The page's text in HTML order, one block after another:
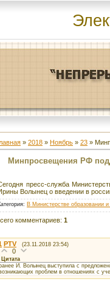
» 2018 » Ноябрь » 23 »
Минпросвещения РФ
пресс-служба
Волынец о введении в
: В Министерстве образовании и
комментариев: 1
PTV (23.11.2018 23:54)
0
Цитата
И. Волынец выступила с
проблем в отношениях с